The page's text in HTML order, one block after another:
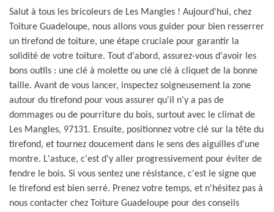
Salut à tous les bricoleurs de Les Mangles ! Aujourd'hui, chez
Toiture Guadeloupe, nous allons vous guider pour bien resserrer
un tirefond de toiture, une étape cruciale pour garantir la
solidité de votre toiture. Tout d'abord, assurez-vous d'avoir les
bons outils : une clé à molette ou une clé à cliquet de la bonne
taille. Avant de vous lancer, inspectez soigneusement la zone
autour du tirefond pour vous assurer qu'il n'y a pas de
dommages ou de pourriture du bois, surtout avec le climat de
Les Mangles, 97131. Ensuite, positionnez votre clé sur la tête du
tirefond, et tournez doucement dans le sens des aiguilles d'une
montre. L'astuce, c'est d'y aller progressivement pour éviter de
fendre le bois. Si vous sentez une résistance, c'est le signe que
le tirefond est bien serré. Prenez votre temps, et n'hésitez pas à
nous contacter chez Toiture Guadeloupe pour des conseils